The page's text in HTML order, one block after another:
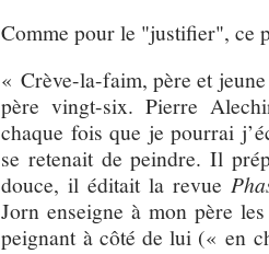
Comme pour le "justifier", ce
« Crève-la-faim, père et
père vingt-six. Pierre
chaque fois que je pourrai
se retenait de peindre. Il
douce, il éditait la revue
Jorn enseigne à mon père
peignant à côté de lui (« en